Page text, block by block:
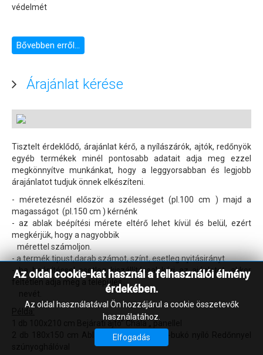
védelmét
Bővebben erről...
Árajánlat kérése
Tisztelt érdeklődő, árajánlat kérő, a nyílászárók, ajtók, redőnyök
egyéb termékek minél pontosabb adatait adja meg ezzel
megkönnyítve munkánkat, hogy a leggyorsabban és legjobb
árajánlatot tudjuk önnek elkészíteni.
- méretezésnél először a szélességet (pl.100 cm ) majd a
magasságot (pl.150 cm ) kérnénk
- az ablak beépítési mérete eltérő lehet kívül és belül, ezért
megkérjük, hogy a nagyobbik
mérettel számoljon.
- a termék tipust,darab számot, színt, esetleg nyitásirányt
- ha beépítéssel esetleg kiszállítással kéri az ajánlatot, akkor
feltétlen adja meg a település
1 db 100x210 cm Bejárati ajtó” Chala „ panellel
2 db 180x150 cm Ablak közepén felnyíló-bukó nyíló Redőnnyel
Az oldal cookie-kat használ a felhasználói élmény
érdekében.
Az oldal használatával Ön hozzájárul a cookie összetevők
használatához.
Elfogadás